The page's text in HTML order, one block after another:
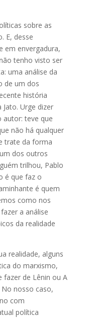
sobre as
E, desse
em envergadura,
tenho visto ser
uma análise da
de um dos
história
Urge dizer
autor: teve que
não há qualquer
trate da forma
dos outros
trilhou, Pablo
é que faz o
é quem
como nos
a análise
da realidade
realidade, alguns
do marxismo,
fazer de Lênin ou A
nosso caso,
com
política